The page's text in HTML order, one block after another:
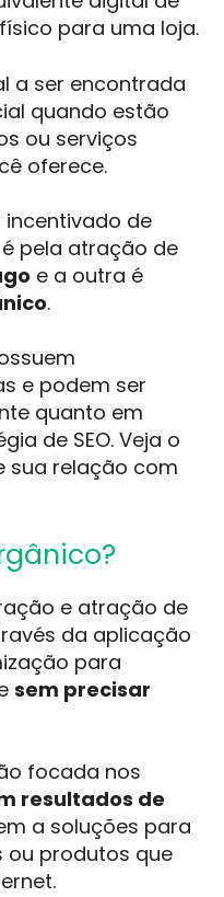
para uma loja.
a ser encontrada
quando estão
ou serviços
oferece.
incentivado de
pela atração de
e a outra é
.
e podem ser
quanto em
de SEO. Veja o
sua relação com
e atração de
da aplicação
para
sem precisar
focada nos
resultados de
a soluções para
ou produtos que